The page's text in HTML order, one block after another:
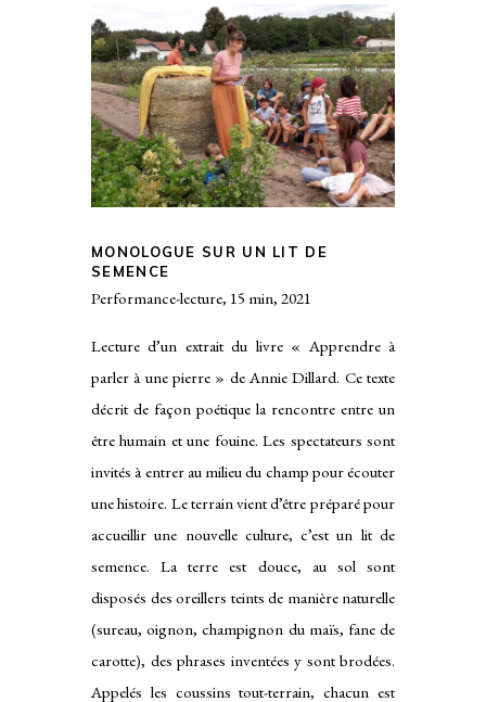
MONOLOGUE SUR UN LIT DE
SEMENCE
Performance-lecture, 15 min, 2021
Lecture d’un extrait du livre « Apprendre à
parler à une pierre » de Annie Dillard. Ce texte
décrit de façon poétique la rencontre entre un
être humain et une fouine. Les spectateurs sont
invités à entrer au milieu du champ pour écouter
une histoire. Le terrain vient d’être préparé pour
accueillir une nouvelle culture, c’est un lit de
semence. La terre est douce, au sol sont
disposés des oreillers teints de manière naturelle
(sureau, oignon, champignon du maïs, fane de
carotte), des phrases inventées y sont brodées.
Appelés les coussins tout-terrain, chacun est